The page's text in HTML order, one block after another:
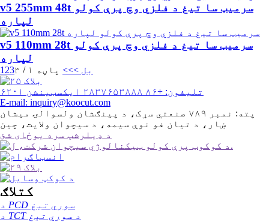
v5 255mm 48t سرمیټ سا تیغ د فلزي وچ پرې کولو
لپاره
v5 110mm 28t سرمیټ سا تیغ د فلزي وچ پرې کولو
لپاره
1 23 بل >>> پاڼه ۱ / ۳
تلیفون: +۸۶ ۲۸۳۷۶۵۳۸۸۸ ایکسټینشن ۶۲۰۱
E-mail: inquiry@koocut.com
پته: نمبر ۷۸۹ صنعتي سړک، د پینګشان ولسوالۍ میشان
ښار، د تیان فو نوې سیمه، د سیچوان ولایت، چین
د ډیلرشپ سره یوځای شئ
کتلاګ
د PCD سوري تیغ
د TCT د سوري تیغ